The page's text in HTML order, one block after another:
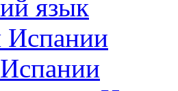
язык
Испании